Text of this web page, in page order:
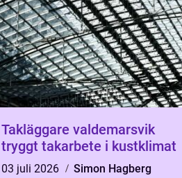
Takläggare valdemarsvik
tryggt takarbete i kustklimat
03 juli 2026
Simon Hagberg